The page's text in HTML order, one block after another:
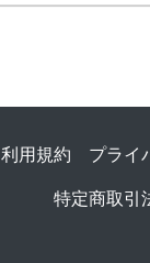
利用規約 プライ
特定商取引